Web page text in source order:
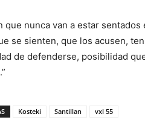
que nunca van a estar
se sienten, que los acusen,
de defenderse, posibilidad
Kosteki Santillan vxl 55